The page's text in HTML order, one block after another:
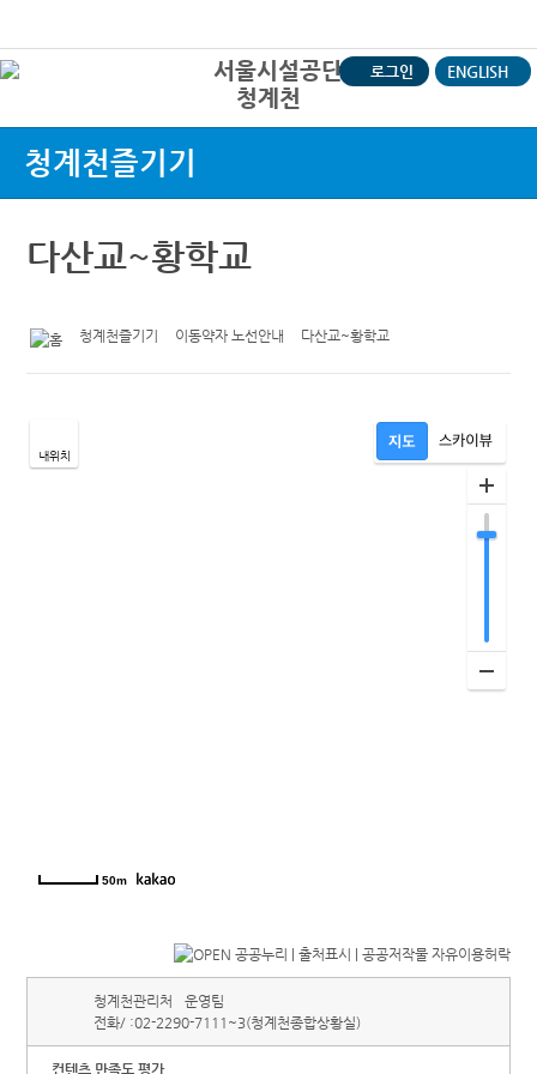
청계천
로그인 ENGLISH
청계천즐기기
다산교~황학교
청계천즐기기 이동약자 노선안내 다산교~황학교
내위치
50m
청계천관리처
운영팀
전화/ :02-2290-7111~3(청계천종합상황실)
컨텐츠 만족도 평가